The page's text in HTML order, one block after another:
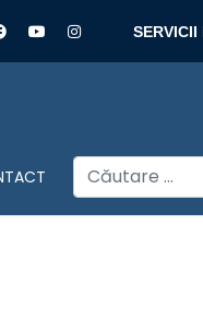
SERVICII
Cautare